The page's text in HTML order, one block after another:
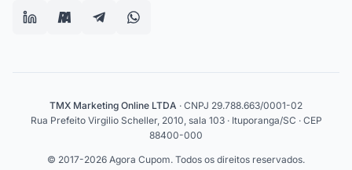
TMX Marketing Online LTDA · CNPJ 29.788.663/0001-02
Rua Prefeito Virgilio Scheller, 2010, sala 103 · Ituporanga/SC · CEP
88400-000
© 2017-2026 Agora Cupom. Todos os direitos reservados.